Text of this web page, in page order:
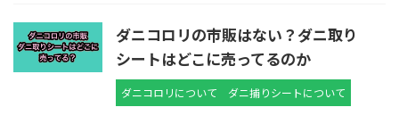
ダニコロリの市販はない？ダニ取り
シートはどこに売ってるのか
ダニコロリについて ダニ捕りシートについて